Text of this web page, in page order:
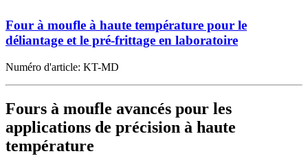
Four à moufle à haute température pour le
déliantage et le pré-frittage en laboratoire
Numéro d'article: KT-MD
Fours à moufle avancés pour les
applications de précision à haute
température